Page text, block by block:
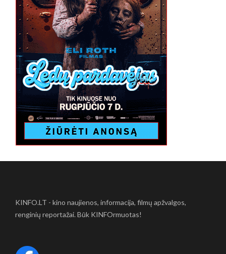
KINFO.LT - kino naujienos, informacija, filmų apžvalgos,
renginių reportažai. Būk KINFOrmuotas!